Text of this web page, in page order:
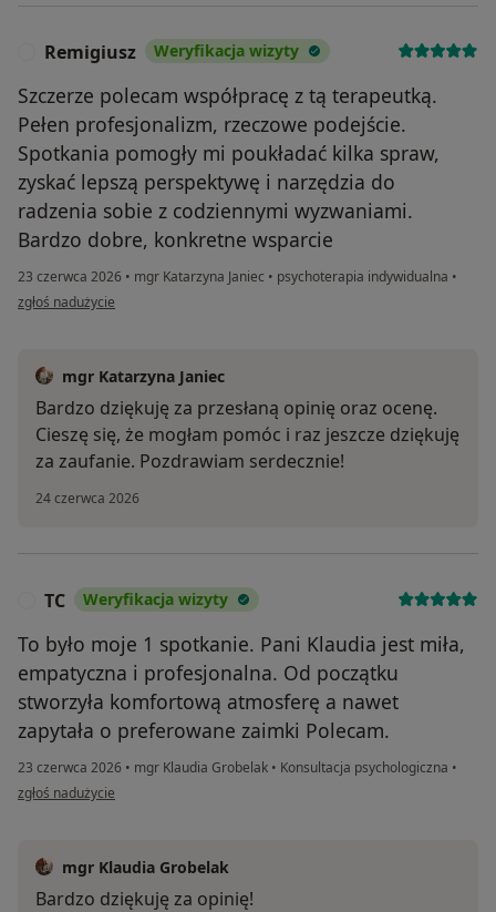
Remigiusz Weryfikacja wizyty
Szczerze polecam współpracę z tą terapeutką.
Pełen profesjonalizm, rzeczowe podejście.
Spotkania pomogły mi poukładać kilka spraw,
zyskać lepszą perspektywę i narzędzia do
radzenia sobie z codziennymi wyzwaniami.
Bardzo dobre, konkretne wsparcie
23 czerwca 2026 • mgr Katarzyna Janiec • psychoterapia indywidualna •
w opinii użytkownika Remigiusz
zgłoś nadużycie
mgr Katarzyna Janiec
Bardzo dziękuję za przesłaną opinię oraz ocenę.
Cieszę się, że mogłam pomóc i raz jeszcze dziękuję
za zaufanie. Pozdrawiam serdecznie!
24 czerwca 2026
TC Weryfikacja wizyty
To było moje 1 spotkanie. Pani Klaudia jest miła,
empatyczna i profesjonalna. Od początku
stworzyła komfortową atmosferę a nawet
zapytała o preferowane zaimki Polecam.
23 czerwca 2026 • mgr Klaudia Grobelak • Konsultacja psychologiczna •
w opinii użytkownika TC
zgłoś nadużycie
mgr Klaudia Grobelak
Bardzo dziękuję za opinię!